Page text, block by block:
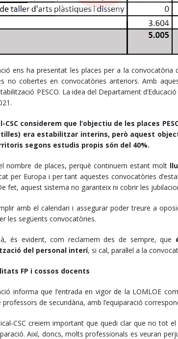
ens ha presentat les places per a la convocatòria
no cobertes en convocatòries anteriors. Amb
PESCO. La idea del Departament
considerem que l’objectiu de les places
era estabilitzar interins, però aquest
segons estudis propis són del 40%.
nombre de places, perquè continuem estant molt
per Europa i per tant aquestes convocatòries
fet, aquest sistema no garanteix ni cobrir les
amb el calendari i assegurar poder treure a
les següents convocatòries.
és evident, com reclamem des de sempre, que
del personal interí, si cal, paral·lel a la
FP i cossos docents
informa que l’entrada en vigor de la LOMLOE
professors de secundària, amb l’equiparació
CSC creiem important que quedi clar que no tot
Així, doncs, molts professionals es veuran